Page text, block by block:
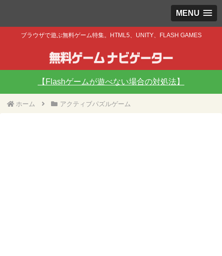
MENU
ブラウザで遊ぶ無料ゲーム特集。HTML5、UNITY、FLASH GAMES
【Flashゲームが遊べない場合の対処法】
ホーム アクティブパズルゲーム